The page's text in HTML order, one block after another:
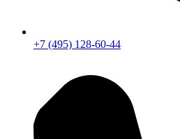
+7 (495) 128-60-44